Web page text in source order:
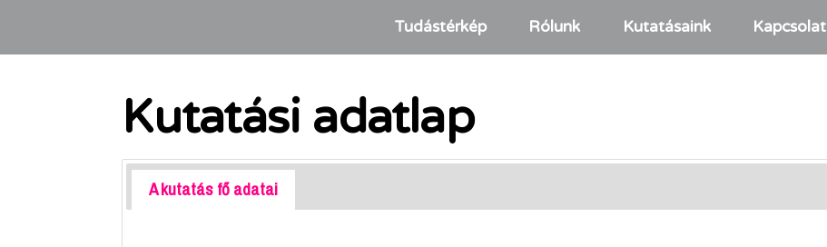
Tudástérkép Rólunk Kutatásaink Kapcsolat
Kutatási adatlap
A kutatás fő adatai